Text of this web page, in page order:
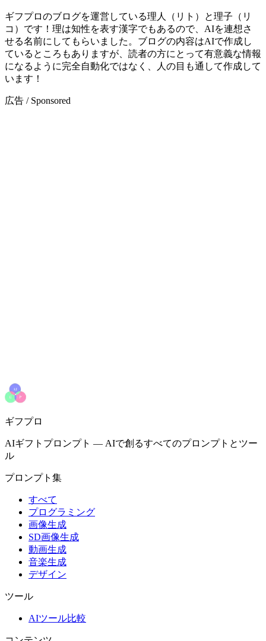
ギフプロのブログを運営している理人（リト）と理子（リ
コ）です！理は知性を表す漢字でもあるので、AIを連想さ
せる名前にしてもらいました。ブログの内容はAIで作成し
ているところもありますが、読者の方にとって有意義な情報
になるように完全自動化ではなく、人の目も通して作成して
います！
広告 / Sponsored
ギフプロ
AIギフトプロンプト — AIで創るすべてのプロンプトとツー
ル
プロンプト集
すべて
プログラミング
画像生成
SD画像生成
動画生成
音楽生成
デザイン
ツール
AIツール比較